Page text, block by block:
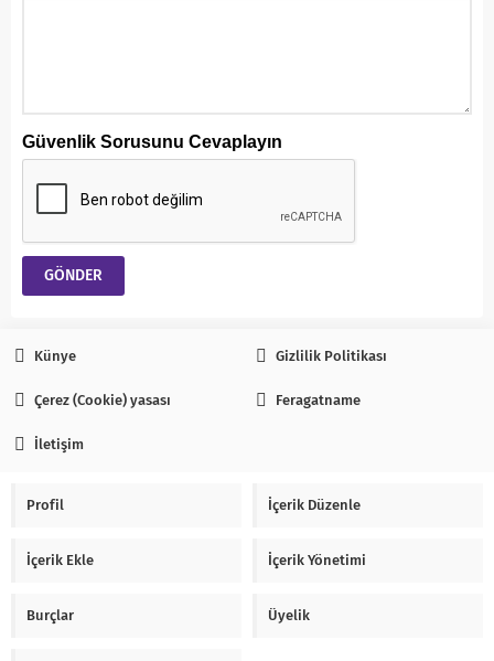
Güvenlik Sorusunu Cevaplayın
Künye Gizlilik Politikası
Çerez (Cookie) yasası Feragatname
İletişim
Profil İçerik Düzenle
İçerik Ekle İçerik Yönetimi
Burçlar Üyelik